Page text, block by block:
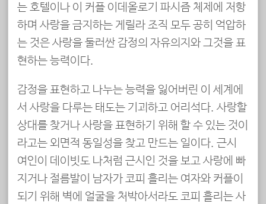
는 호텔이나 이 커플 이데올로기 파시즘 체제에 저항
하며 사랑을 금지하는 게릴라 조직 모두 공히 억압하
는 것은 사랑을 둘러싼 감정의 자유의지와 그것을 표
현하는 능력이다.
감정을 표현하고 나누는 능력을 잃어버린 이 세계에
서 사랑을 다루는 태도는 기괴하고 어리석다. 사랑할
상대를 찾거나 사랑을 표현하기 위해 할 수 있는 것이
라고는 외면적 동일성을 찾고 만드는 일이다. 근시
여인이 데이빗도 나처럼 근시인 것을 보고 사랑에 빠
지거나 절름발이 남자가 코피 흘리는 여자와 커플이
되기 위해 벽에 얼굴을 처박아서라도 코피 흘리는 사